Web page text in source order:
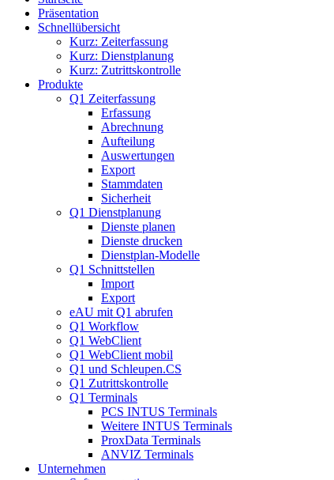
Präsentation
Schnellübersicht
Kurz: Zeiterfassung
Kurz: Dienstplanung
Kurz: Zutrittskontrolle
Produkte
Q1 Zeiterfassung
Erfassung
Abrechnung
Aufteilung
Auswertungen
Export
Stammdaten
Sicherheit
Q1 Dienstplanung
Dienste planen
Dienste drucken
Dienstplan-Modelle
Q1 Schnittstellen
Import
Export
eAU mit Q1 abrufen
Q1 Workflow
Q1 WebClient
Q1 WebClient mobil
Q1 und Schleupen.CS
Q1 Zutrittskontrolle
Q1 Terminals
PCS INTUS Terminals
Weitere INTUS Terminals
ProxData Terminals
ANVIZ Terminals
Unternehmen